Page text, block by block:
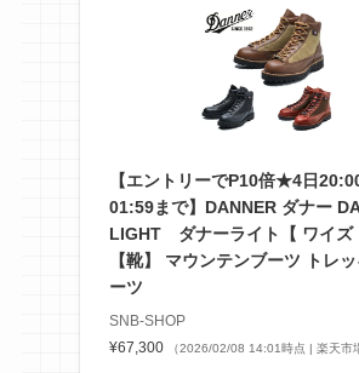
【エントリーでP10倍★4日
01:59まで】DANNER ダナー
LIGHT ダナーライト【 ワイズ
【靴】 マウンテンブーツ トレ
ーツ
SNB-SHOP
¥67,300
（2026/02/08 14:01時点 | 楽天市